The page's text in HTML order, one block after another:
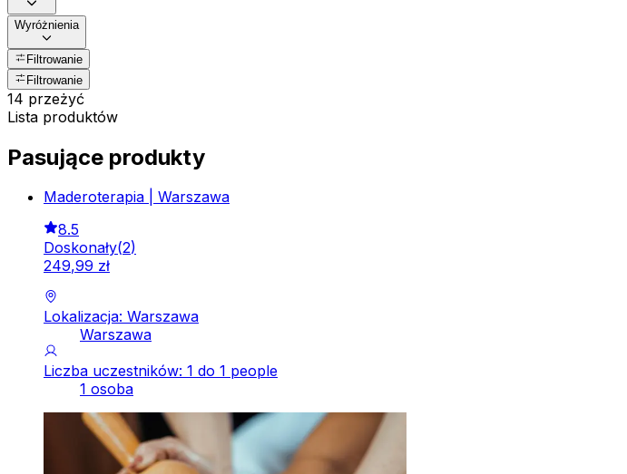
Wyróżnienia
Filtrowanie
Filtrowanie
14 przeżyć
Lista produktów
Pasujące produkty
Maderoterapia | Warszawa
8.5
Doskonały(2)
249,99 zł
Lokalizacja: Warszawa
Warszawa
Liczba uczestników: 1 do 1 people
1 osoba